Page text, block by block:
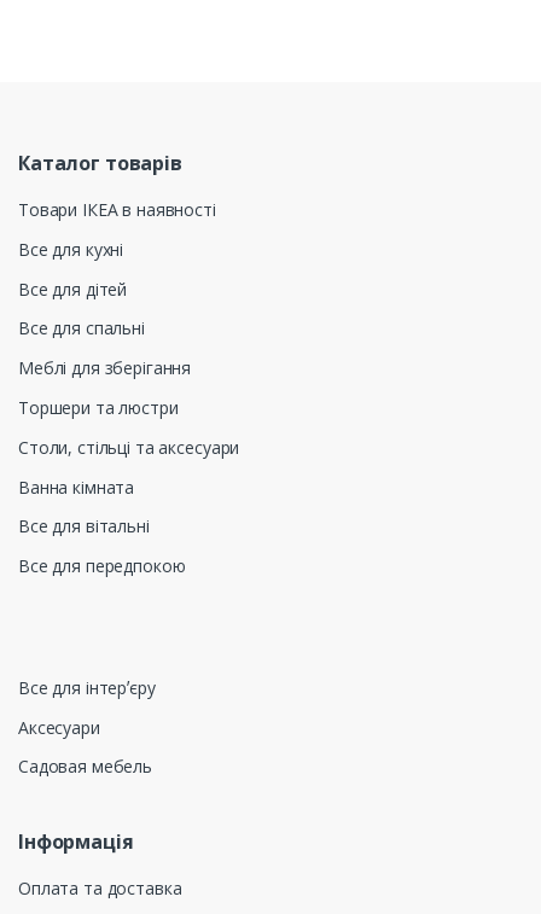
Каталог товарів
Товари ІКЕА в наявності
Все для кухні
Все для дітей
Все для спальні
Меблі для зберігання
Торшери та люстри
Столи, стільці та аксесуари
Ванна кімната
Все для вітальні
Все для передпокою
Все для інтерʼєру
Аксесуари
Садовая мебель
Інформація
Оплата та доставка